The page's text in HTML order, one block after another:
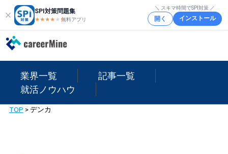
SPI対策問題集
★★★★ ★★
無料アプリ
＼ スキマ時間でSPI対策 ／
開く インストール
業界一覧
記事一覧
就活ノウハウ
TOP >デンカ